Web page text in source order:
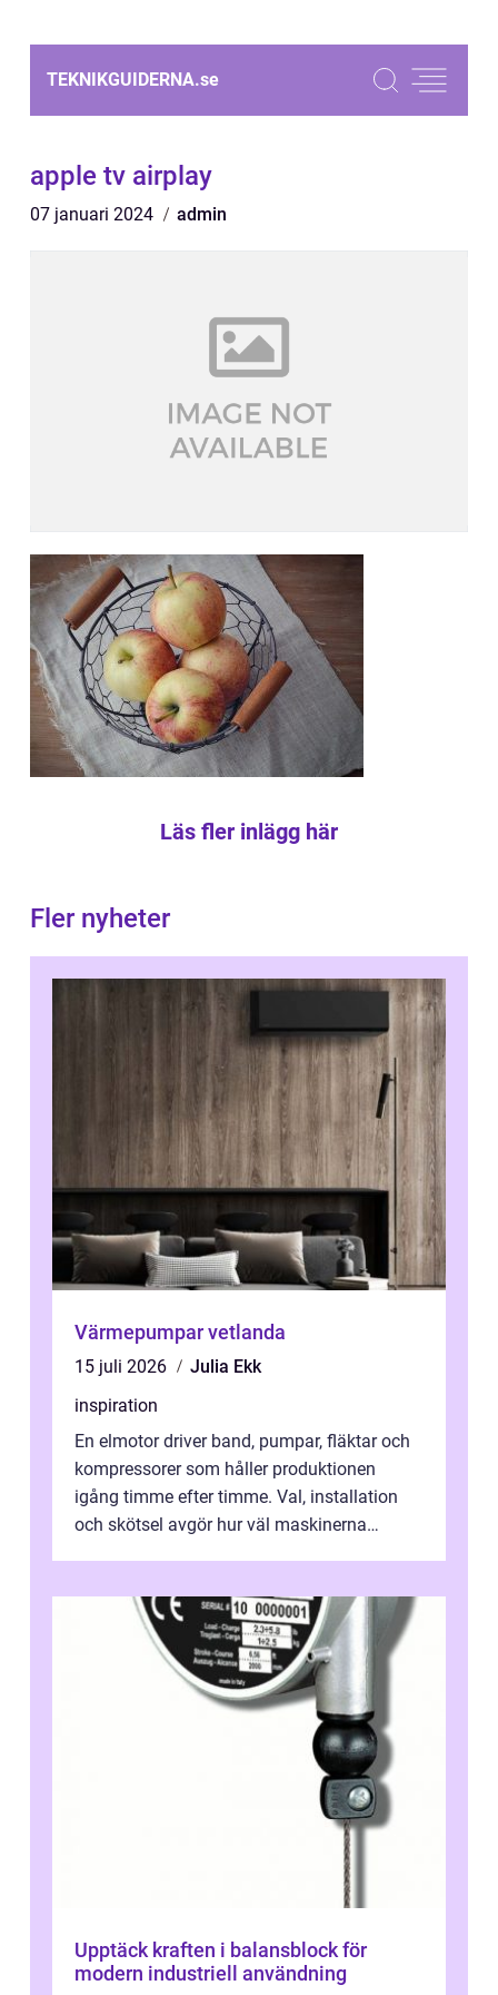
TEKNIKGUIDERNA.se
apple tv airplay
07 januari 2024 admin
Läs fler inlägg här
Fler nyheter
Värmepumpar vetlanda
15 juli 2026
Julia Ekk
inspiration
En elmotor driver band, pumpar, fläktar och
kompressorer som håller produktionen
igång timme efter timme. Val, installation
och skötsel avgör hur väl maskinerna
Upptäck kraften i balansblock för
modern industriell användning